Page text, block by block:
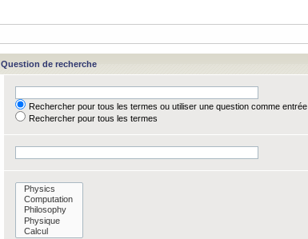
Question de recherche
Rechercher pour tous les termes ou utiliser une question comme entrée
Rechercher pour tous les termes